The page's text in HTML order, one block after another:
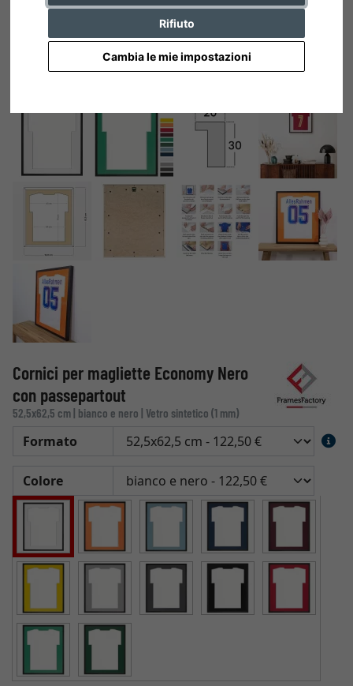
Rifiuto
Cambia le mie impostazioni
Cornici per magliette Economy Nero
con passepartout
52,5x62,5 cm | bianco e nero | Vetro sintetico (1 mm)
Formato
Colore